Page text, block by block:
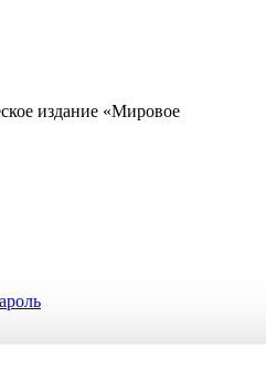
издание «Мировое